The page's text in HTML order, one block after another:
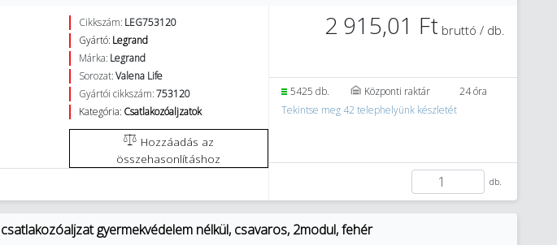
Cikkszám: LEG753120
Gyártó: Legrand
Márka: Legrand
Sorozat:Valena Life
Gyártói cikkszám:753120
Kategória: Csatlakozóaljzatok
összehasonlításhoz
2 915,01 Ft bruttó / db.
5425 db. Központi raktár
24 óra
Tekintse meg 42 telephelyünk készletét
db.
gyermekvédelem nélkül, csavaros, 2modul, fehér